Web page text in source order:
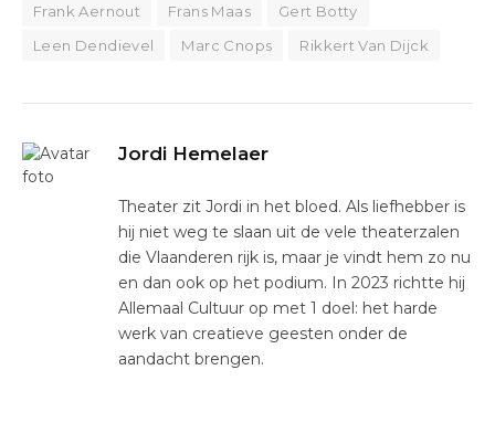
Frank Aernout
Frans Maas
Gert Botty
Leen Dendievel
Marc Cnops Rikkert Van Dijck
Jordi Hemelaer
Theater zit Jordi in het bloed. Als liefhebber is
hij niet weg te slaan uit de vele theaterzalen
die Vlaanderen rijk is, maar je vindt hem zo nu
en dan ook op het podium. In 2023 richtte hij
Allemaal Cultuur op met 1 doel: het harde
werk van creatieve geesten onder de
aandacht brengen.